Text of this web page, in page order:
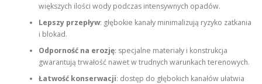
większych ilości wody podczas intensywnych opadów.
Lepszy przepływ: głębokie kanały minimalizują ryzyko zatkania
i blokad.
Odporność na erozję: specjalne materiały i konstrukcja
gwarantują trwałość nawet w trudnych warunkach terenowych.
Łatwość konserwacji: dostęp do głębokich kanałów ułatwia